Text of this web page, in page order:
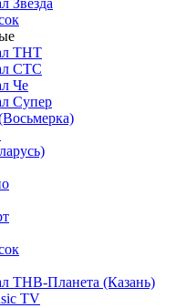
ТНТ
СТС
Че
Супер
ТНВ-Планета (Казань)
TV